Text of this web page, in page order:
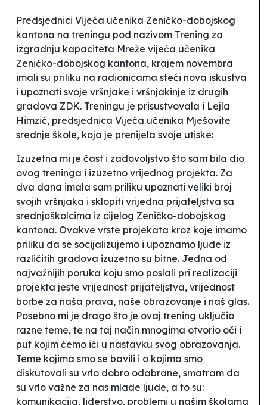
Predsjednici Vijeća učenika Zeničko-dobojskog
kantona na treningu pod nazivom Trening za
izgradnju kapaciteta Mreže vijeća učenika
Zeničko-dobojskog kantona, krajem novembra
imali su priliku na radionicama steći nova iskustva
i upoznati svoje vršnjake i vršnjakinje iz drugih
gradova ZDK. Treningu je prisustvovala i Lejla
Himzić, predsjednica Vijeća učenika Mješovite
srednje škole, koja je prenijela svoje utiske:
Izuzetna mi je čast i zadovoljstvo što sam bila dio
ovog treninga i izuzetno vrijednog projekta. Za
dva dana imala sam priliku upoznati veliki broj
svojih vršnjaka i sklopiti vrijedna prijateljstva sa
srednjoškolcima iz cijelog Zeničko-dobojskog
kantona. Ovakve vrste projekata kroz koje imamo
priliku da se socijalizujemo i upoznamo ljude iz
različitih gradova izuzetno su bitne. Jedna od
najvažnijih poruka koju smo poslali pri realizaciji
projekta jeste vrijednost prijateljstva, vrijednost
borbe za naša prava, naše obrazovanje i naš glas.
Posebno mi je drago što je ovaj trening uključio
razne teme, te na taj način mnogima otvorio oči i
put kojim ćemo ići u nastavku svog obrazovanja.
Teme kojima smo se bavili i o kojima smo
diskutovali su vrlo dobro odabrane, smatram da
su vrlo važne za nas mlade ljude, a to su:
komunikacija, liderstvo, problemi u našim školama